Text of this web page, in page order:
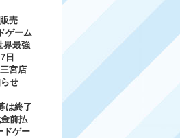
売
ゲーム
界最強
日
宮店
せ
は終了
前払
ドゲー